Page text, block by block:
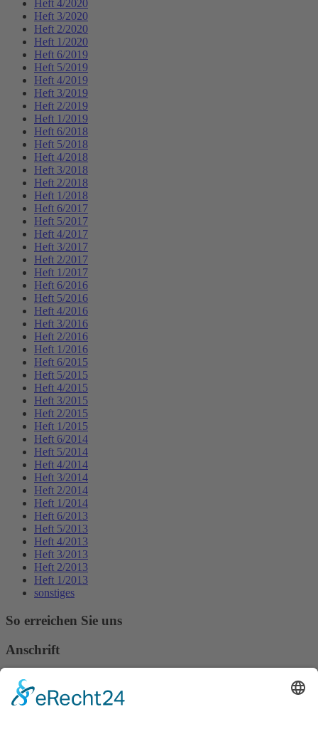
Heft 4/2020
Heft 3/2020
Heft 2/2020
Heft 1/2020
Heft 6/2019
Heft 5/2019
Heft 4/2019
Heft 3/2019
Heft 2/2019
Heft 1/2019
Heft 6/2018
Heft 5/2018
Heft 4/2018
Heft 3/2018
Heft 2/2018
Heft 1/2018
Heft 6/2017
Heft 5/2017
Heft 4/2017
Heft 3/2017
Heft 2/2017
Heft 1/2017
Heft 6/2016
Heft 5/2016
Heft 4/2016
Heft 3/2016
Heft 2/2016
Heft 1/2016
Heft 6/2015
Heft 5/2015
Heft 4/2015
Heft 3/2015
Heft 2/2015
Heft 1/2015
Heft 6/2014
Heft 5/2014
Heft 4/2014
Heft 3/2014
Heft 2/2014
Heft 1/2014
Heft 6/2013
Heft 5/2013
Heft 4/2013
Heft 3/2013
Heft 2/2013
Heft 1/2013
sonstiges
So erreichen Sie uns
Anschrift
Verband Deutscher Tierheilpraktiker e.V.
Verbandsverwaltung
Am Rosenbraken 12